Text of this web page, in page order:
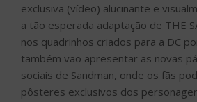
exclusiva (vídeo) alucinante e
a tão esperada adaptação de THE
nos quadrinhos criados para a DC
também vão apresentar as novas
sociais de Sandman, onde os fãs
pôsteres exclusivos dos